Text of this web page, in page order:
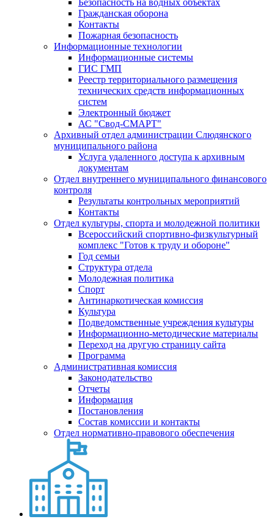
Безопасность на водных объектах
Гражданская оборона
Контакты
Пожарная безопасность
Информационные технологии
Информационные системы
ГИС ГМП
Реестр территориального размещения
технических средств информационных
систем
Электронный бюджет
АС "Свод-СМАРТ"
Архивный отдел администрации Слюдянского
муниципального района
Услуга удаленного доступа к архивным
документам
Отдел внутреннего муниципального финансового
контроля
Результаты контрольных мероприятий
Контакты
Отдел культуры, спорта и молодежной политики
Всероссийский спортивно-физкультурный
комплекс "Готов к труду и обороне"
Год семьи
Структура отдела
Молодежная политика
Спорт
Антинаркотическая комиссия
Культура
Подведомственные учреждения культуры
Информационно-методические материалы
Переход на другую страницу сайта
Программа
Административная комиссия
Законодательство
Отчеты
Информация
Постановления
Состав комиссии и контакты
Отдел нормативно-правового обеспечения